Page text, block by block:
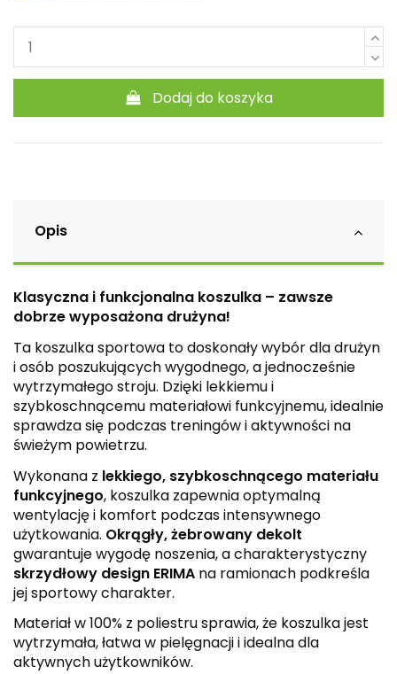
Dodaj do koszyka
Opis
Klasyczna i funkcjonalna koszulka – zawsze
dobrze wyposażona drużyna!
Ta koszulka sportowa to doskonały wybór dla drużyn
i osób poszukujących wygodnego, a jednocześnie
wytrzymałego stroju. Dzięki lekkiemu i
szybkoschnącemu materiałowi funkcyjnemu, idealnie
sprawdza się podczas treningów i aktywności na
świeżym powietrzu.
Wykonana z lekkiego, szybkoschnącego materiału
funkcyjnego, koszulka zapewnia optymalną
wentylację i komfort podczas intensywnego
użytkowania. Okrągły, żebrowany dekolt
gwarantuje wygodę noszenia, a charakterystyczny
skrzydłowy design ERIMA na ramionach podkreśla
jej sportowy charakter.
Materiał w 100% z poliestru sprawia, że koszulka jest
wytrzymała, łatwa w pielęgnacji i idealna dla
aktywnych użytkowników.